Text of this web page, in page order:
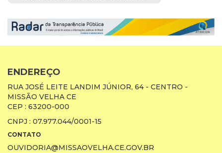
ENDEREÇO
RUA JOSÉ LEITE LANDIM JÚNIOR, 64 - CENTRO -
MISSÃO VELHA CE
CEP : 63200-000
CNPJ : 07.977.044/0001-15
CONTATO
OUVIDORIA@MISSAOVELHA.CE.GOV.BR